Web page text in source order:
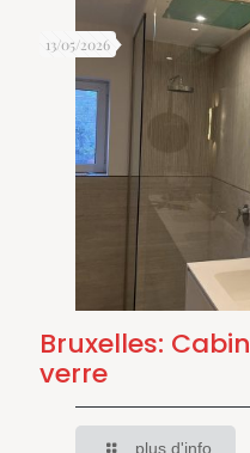
13/05/2026
Bruxelles:
verre
plus d'info